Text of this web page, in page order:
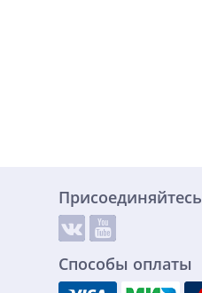
Присоединяйтесь
Способы оплаты